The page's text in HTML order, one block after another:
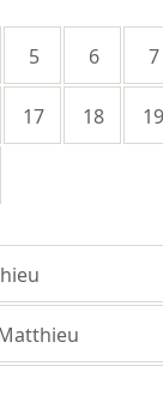
5 6 7
17 18 19